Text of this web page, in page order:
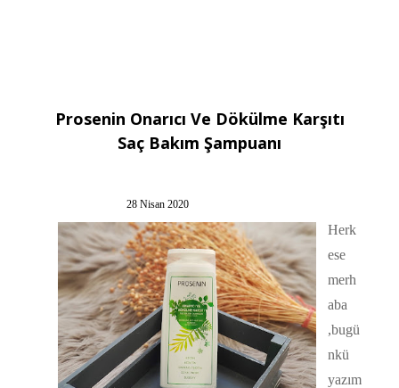
Prosenin Onarıcı Ve Dökülme Karşıtı
Saç Bakım Şampuanı
28 Nisan 2020
Herk
ese
merh
aba
,bugü
nkü
yazım